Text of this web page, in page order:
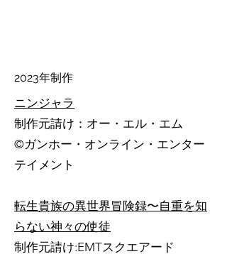
2023年制作
ニンジャラ
制作元請け：オー・エル・エム
©ガンホー・オンライン・エンター
テイメント
転生貴族の異世界冒険録〜自重を知
らない神々の使徒
制作元請け:EMTスクエアード